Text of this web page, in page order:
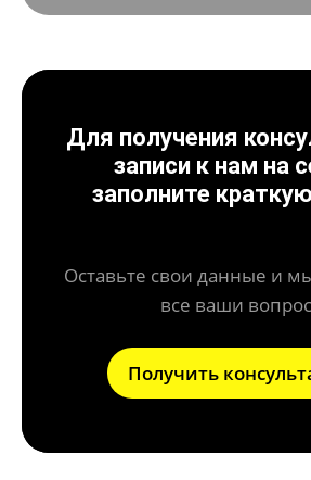
Для получения
записи к нам на
заполните
Оставьте свои данные и
все ваши
Получить